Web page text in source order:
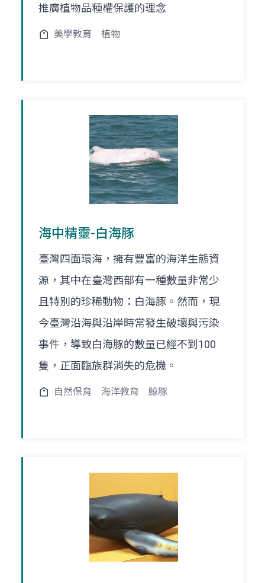
推廣植物品種權保護的理念
美學教育 植物
海中精靈-白海豚
臺灣四面環海，擁有豐富的海洋生態資
源，其中在臺灣西部有一種數量非常少
且特別的珍稀動物：白海豚。然而，現
今臺灣沿海與沿岸時常發生破壞與污染
事件，導致白海豚的數量已經不到100
隻，正面臨族群消失的危機。
自然保育 海洋教育 鯨豚